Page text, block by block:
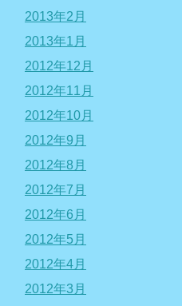
2013年2月
2013年1月
2012年12月
2012年11月
2012年10月
2012年9月
2012年8月
2012年7月
2012年6月
2012年5月
2012年4月
2012年3月